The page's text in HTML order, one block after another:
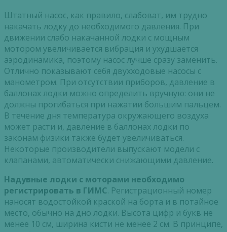
Штатный насос, как правило, слабоват, им трудно
накачать лодку до необходимого давления. При
движении слабо накачанной лодки с мощным
мотором увеличивается вибрация и ухудшается
аэродинамика, поэтому насос лучше сразу заменить.
Отлично показывают себя двухходовые насосы с
манометром. При отсутствии приборов, давление в
баллонах лодки можно определить вручную: они не
должны прогибаться при нажатии большим пальцем.
В течение дня температура окружающего воздуха
может расти и, давление в баллонах лодки по
законам физики также будет увеличиваться.
Некоторые производители выпускают модели с
клапанами, автоматически снижающими давление.
Надувные лодки с моторами необходимо
регистрировать в ГИМС. Регистрационный номер
наносят водостойкой краской на борта и в потайное
место, обычно на дно лодки. Высота цифр и букв не
менее 10 см, ширина кисти не менее 2 см. В принципе,